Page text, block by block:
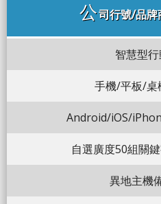
公司行號/品牌
智慧型
手機/平板/桌
Android/iOS/
自選廣度50組關
異地主機